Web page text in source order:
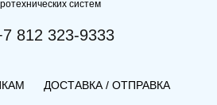
систем
812 323-9333
ДОСТАВКА / ОТПРАВКА